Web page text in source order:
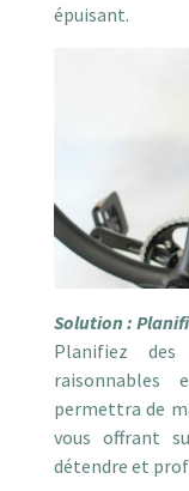
épuisant.
Solution :
Planifiez des
raisonnables
permettra de
vous offrant
détendre et